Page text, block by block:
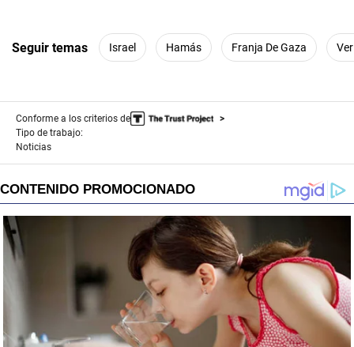
Seguir temas Israel Hamás Franja De Gaza
Conforme a los criterios de
Tipo de trabajo:
Noticias